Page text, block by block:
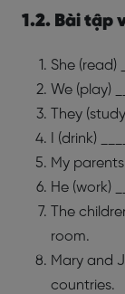
1.2. Bài tập
She (read)
We (play)
They
I (drink)
My
He (work)
The
room.
Mary and
countries.